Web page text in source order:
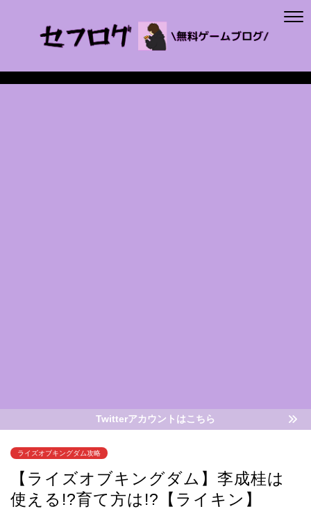
Twitterアカウントはこちら
ライズオブキングダム攻略
【ライズオブキングダム】李成桂は
使える!?育て方は!?【ライキン】